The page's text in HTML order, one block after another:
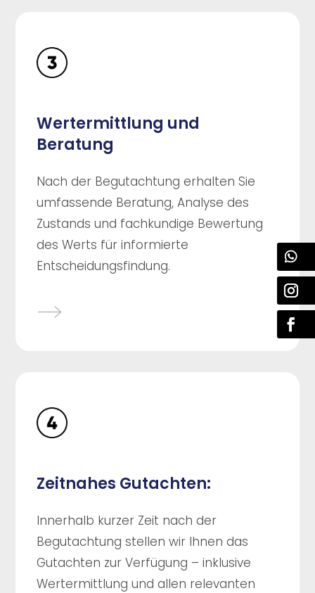
Wertermittlung und
Beratung
Nach der Begutachtung erhalten Sie
umfassende Beratung, Analyse des
Zustands und fachkundige Bewertung
des Werts für informierte
Entscheidungsfindung.
Zeitnahes Gutachten:
Innerhalb kurzer Zeit nach der
Begutachtung stellen wir Ihnen das
Gutachten zur Verfügung – inklusive
Wertermittlung und allen relevanten